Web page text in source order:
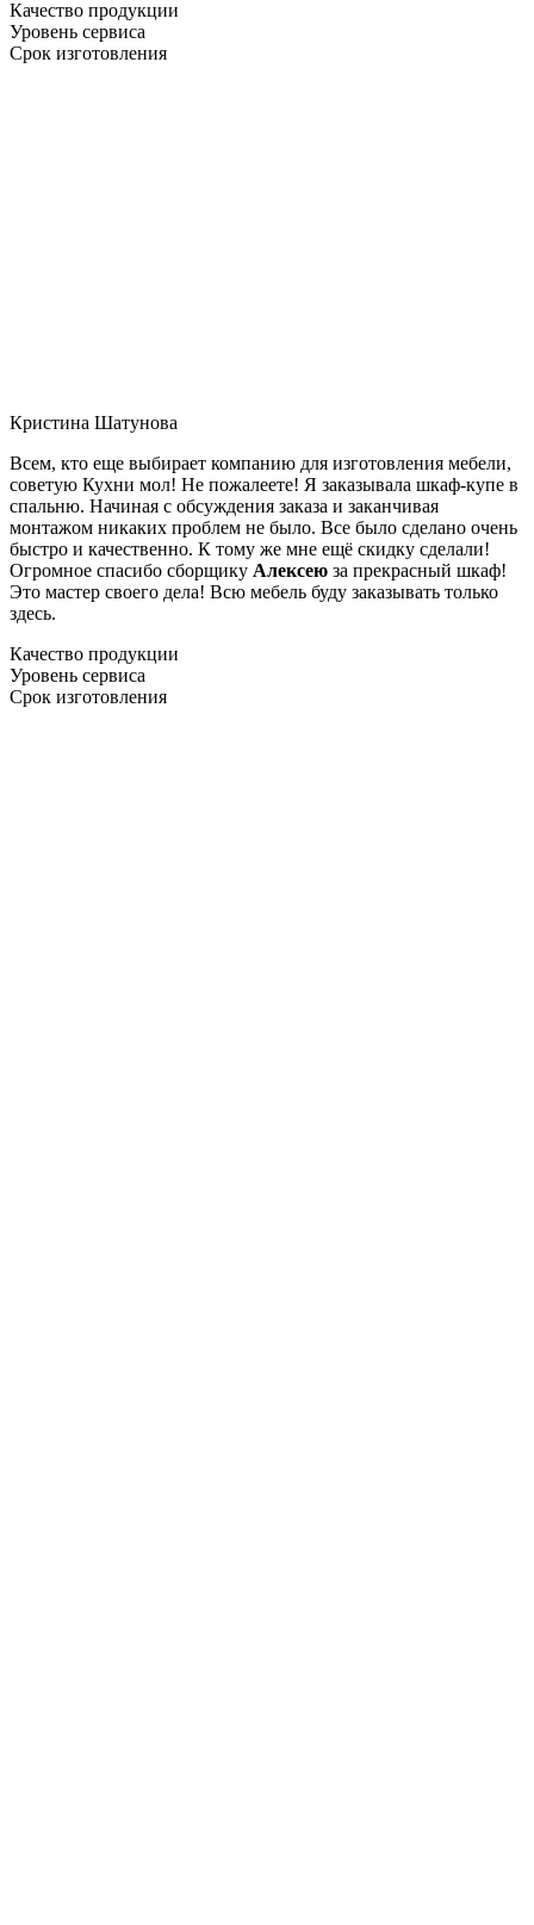
Качество продукции
Уровень сервиса
Срок изготовления
Кристина Шатунова
Всем, кто еще выбирает компанию для изготовления мебели,
советую Кухни мол! Не пожалеете! Я заказывала шкаф-купе в
спальню. Начиная с обсуждения заказа и заканчивая
монтажом никаких проблем не было. Все было сделано очень
быстро и качественно. К тому же мне ещё скидку сделали!
Огромное спасибо сборщику Алексею за прекрасный шкаф!
Это мастер своего дела! Всю мебель буду заказывать только
здесь.
Качество продукции
Уровень сервиса
Срок изготовления